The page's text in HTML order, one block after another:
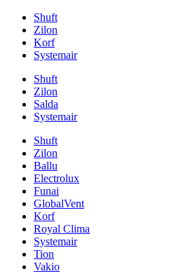
Shuft
Zilon
Korf
Systemair
Shuft
Zilon
Salda
Systemair
Shuft
Zilon
Ballu
Electrolux
Funai
GlobalVent
Korf
Royal Clima
Systemair
Tion
Vakio